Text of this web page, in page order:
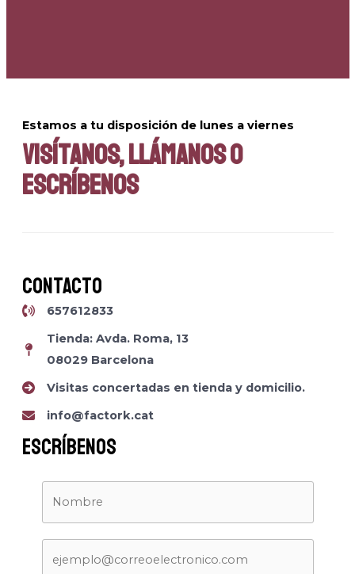
Estamos a tu disposición de lunes a viernes
visítanos, llámanos o
escríbenos
Contacto
657612833
Tienda: Avda. Roma, 13
08029 Barcelona
Visitas concertadas en tienda y domicilio.
info@factork.cat
Escríbenos